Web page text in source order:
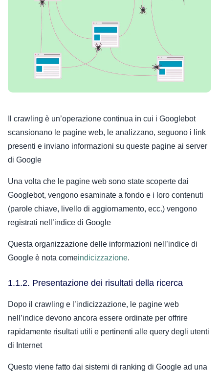
Il crawling è un’operazione continua in cui i Googlebot
scansionano le pagine web, le analizzano, seguono i link
presenti e inviano informazioni su queste pagine ai server
di Google
Una volta che le pagine web sono state scoperte dai
Googlebot, vengono esaminate a fondo e i loro contenuti
(parole chiave, livello di aggiornamento, ecc.) vengono
registrati nell’indice di Google
Questa organizzazione delle informazioni nell’indice di
Google è nota comeindicizzazione.
1.1.2. Presentazione dei risultati della ricerca
Dopo il crawling e l’indicizzazione, le pagine web
nell’indice devono ancora essere ordinate per offrire
rapidamente risultati utili e pertinenti alle query degli utenti
di Internet
Questo viene fatto dai sistemi di ranking di Google ad una